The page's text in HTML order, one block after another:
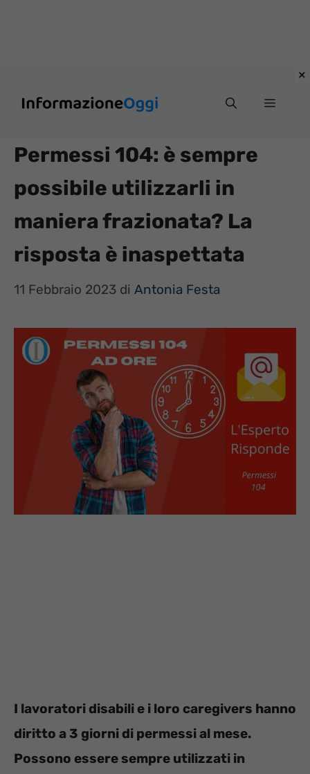
Menu
Permessi 104: è sempre
possibile utilizzarli in
maniera frazionata? La
risposta è inaspettata
11 Febbraio 2023 di Antonia Festa
I lavoratori disabili e i loro caregivers hanno
diritto a 3 giorni di permessi al mese.
Possono essere sempre utilizzati in